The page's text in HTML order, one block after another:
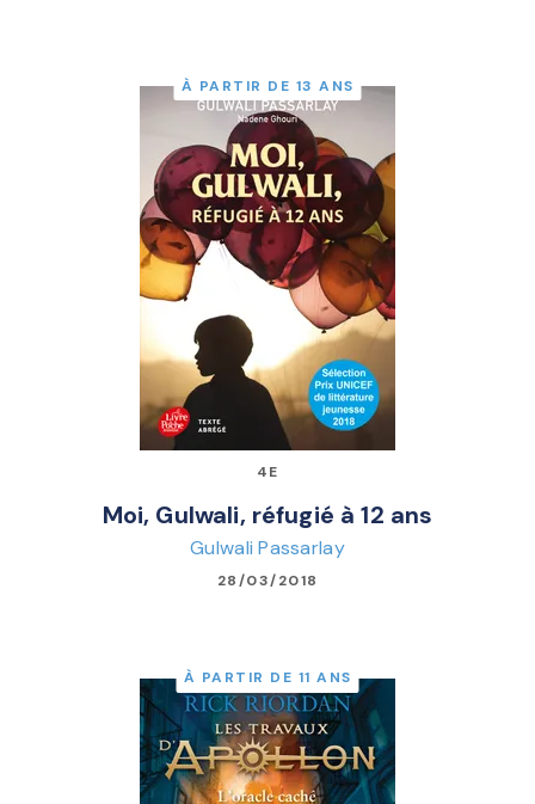
À PARTIR DE 13 ANS
4E
Moi, Gulwali, réfugié à 12 ans
Gulwali Passarlay
28/03/2018
À PARTIR DE 11 ANS